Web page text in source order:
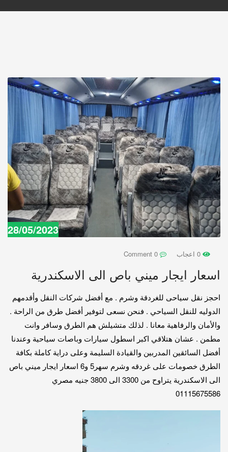
28/05/2023
اسعار ايجار ميني باص الى الاسكندرية
احجز نقل سياحى للغردقة وشرم . مع أفضل شركات النقل وأقدمهم
الدوليه للنقل السياحي . فنحن نسعى لتوفير أفضل طرق من الراحة .
والأمان والرفاهية معانا . لذلك متشيلش هم الطرق وسافر وانت
مطمن . عشان هتلاقي اكبر اسطول سيارات وباصات سياحية وعندنا
أفضل السائقين المدربين والقيادة السليمة وعلى دراية كاملة بكافة
الطرق خصومات على غردقه وشرم سهر5 و6 اسعار ايجار ميني باص
الى الاسكندرية يتراوح من 3300 الى 3800 جنيه مصري
01115675586